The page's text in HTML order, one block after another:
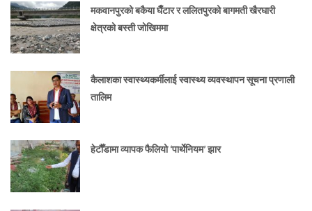
मकवानपुरको बकैया घैँटार र ललितपुरको बागमती खैरघारी
क्षेत्रको बस्ती जोखिममा
कैलाशका स्वास्थ्यकर्मीलाई स्वास्थ्य व्यवस्थापन सूचना प्रणाली
तालिम
हेटौँडामा व्यापक फैलियो ‘पार्थेनियम’ झार